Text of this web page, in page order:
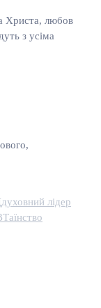
Христа, любов
з усіма
духовний лідер
Таїнство